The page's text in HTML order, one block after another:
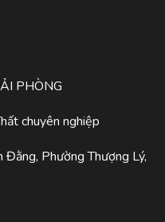
PHÒNG
chuyên nghiệp
Phường Thượng Lý,